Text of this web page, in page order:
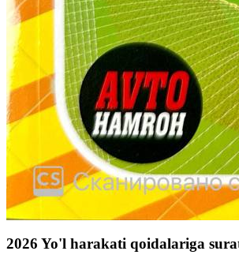
2026 Yo'l harakati qoidalariga